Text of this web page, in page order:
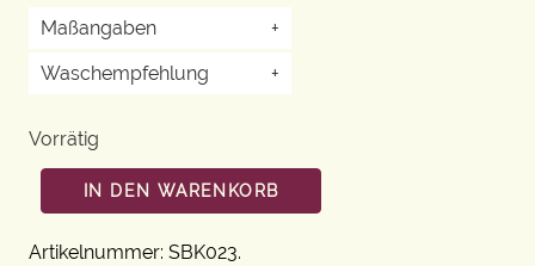
Maßangaben
+
Waschempfehlung
+
Vorrätig
IN DEN WARENKORB
Artikelnummer: SBK023.